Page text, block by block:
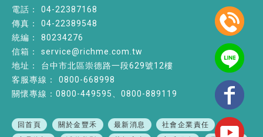
04-22387168
04-22389548
80234276
service@richme.com.tw
台中市北區崇德路一段629號12樓
0800-668998
關懷專線：0800-449595、0800-889119
回首頁 關於金豐禾 最新消息
社會企業責任